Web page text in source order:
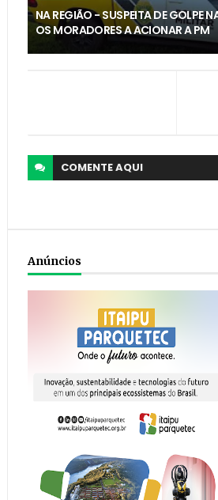
NA REGIÃO - SUSPEITA DE GOLPE
OS MORADORES A ACIONAR A PM
COMENTEAQUI
Anúncios